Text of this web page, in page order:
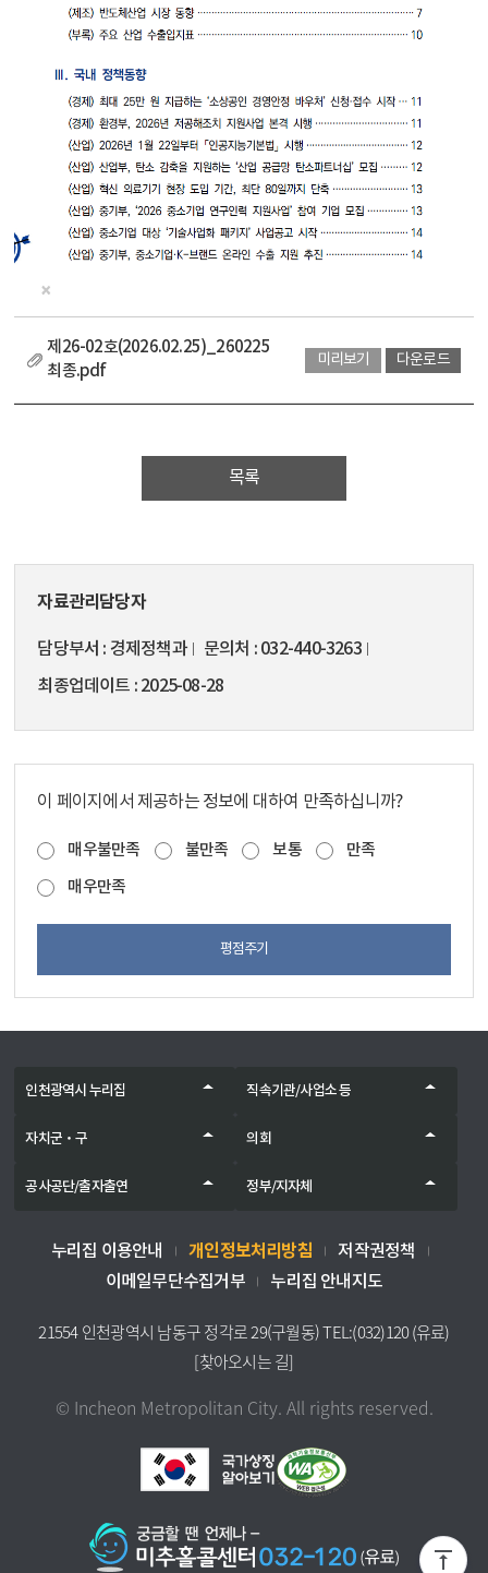
제26-02호(2026.02.25)_260225
최종.pdf
미리보기 다운로드
목록
자료관리담당자
담당부서 경제정책과 문의처
032-440-3263
최종업데이트
2025-08-28
이 페이지에서 제공하는 정보에 대하여 만족하십니까?
매우불만족 불만족 보통
만족
매우만족
평점주기
인천광역시 누리집 직속기관/사업소 등
자치군‧구 의회
공사공단/출자출연 정부/지자체
누리집 이용안내 개인정보처리방침
저작권정책
이메일무단수집거부
누리집 안내지도
21554 인천광역시 남동구 정각로 29(구월동) TEL:(032)120 (유료)
[찾아오시는 길]
© Incheon Metropolitan City. All rights reserved.